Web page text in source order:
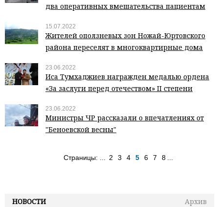
НОВОСТИ
Архив
два оперативных вмешательства пациентам
15.07.2022
Жителей оползневых зон Ножай-Юртовского
района переселят в многоквартирные дома
23.06.2022
Иса Тумхаджиев награжден медалью ордена
«За заслуги перед отечеством» II степени
23.06.2022
Министры ЧР рассказали о впечатлениях от
"Беноевской весны"
Страницы: ... 2 3 4 5 6 7 8 ...